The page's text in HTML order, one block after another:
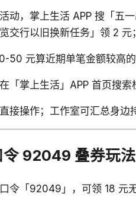
动，掌上生活 APP 搜「五
览交行以旧换新任务」领 2
50 元算近期单笔金额较高
「掌上生活」APP 首页搜
接操作；工作室可汇总身边
令 92049 叠券玩法
令「92049」，可领 18 元